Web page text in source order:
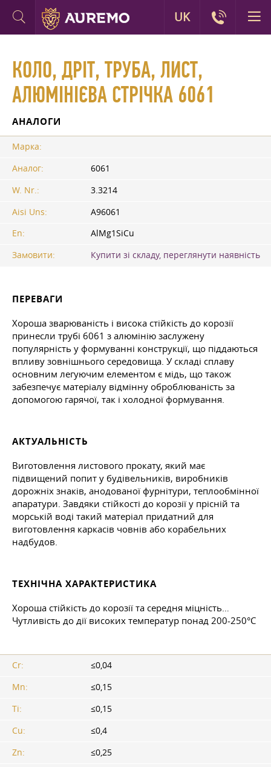
КОЛО, ДРІТ, ТРУБА, ЛИСТ,
АЛЮМІНІЄВА СТРІЧКА 6061
АНАЛОГИ
Марка:
Аналог:
6061
W. Nr.:
3.3214
Aisi Uns:
A96061
En:
AlMg1SiCu
Замовити:
Купити зі складу, переглянути наявність
ПЕРЕВАГИ
Хороша зварюваність і висока стійкість до корозії
принесли трубі 6061 з алюмінію заслужену
популярність у формуванні конструкції, що піддаються
впливу зовнішнього середовища. У складі сплаву
основним легуючим елементом є мідь, що також
забезпечує матеріалу відмінну оброблюваність за
допомогою гарячої, так і холодної формування.
АКТУАЛЬНІСТЬ
Виготовлення листового прокату, який має
підвищений попит у будівельників, виробників
дорожніх знаків, анодованої фурнітури, теплообмінної
апаратури. Завдяки стійкості до корозії у прісній та
морській воді такий матеріал придатний для
виготовлення каркасів човнів або корабельних
надбудов.
ТЕХНІЧНА ХАРАКТЕРИСТИКА
Хороша стійкість до корозії та середня міцність…
Чутливість до дії високих температур понад 200-250°C
Cr:
≤0,04
Mn:
≤0,15
Ti:
≤0,15
Cu:
≤0,4
Zn:
≤0,25
UK